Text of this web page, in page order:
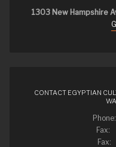
1303 New Hampshire
CONTACT EGYPTIAN
Fax:
Fax: